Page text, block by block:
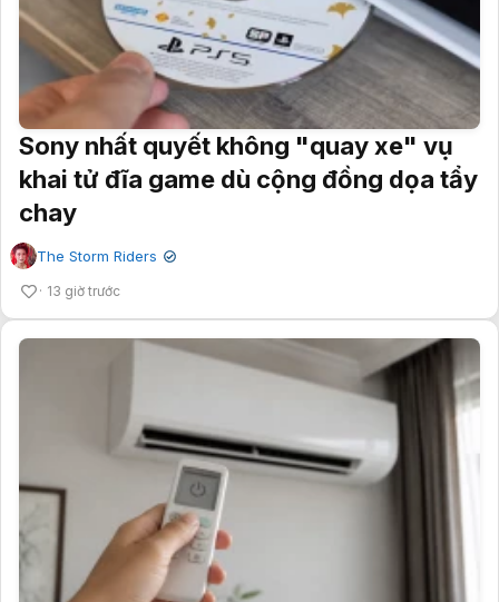
Sony nhất quyết không "quay xe" vụ
khai tử đĩa game dù cộng đồng dọa tẩy
chay
The Storm Riders ✔
13 giờ trước